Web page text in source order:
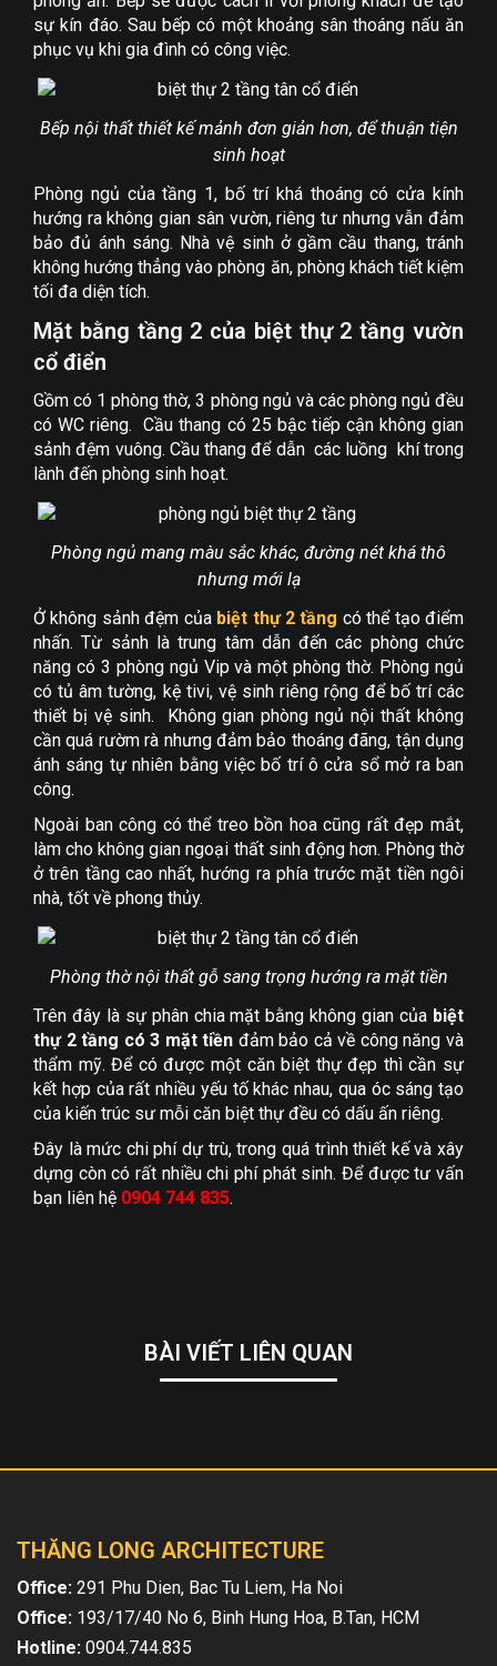
sự kín đáo. Sau bếp có một khoảng sân thoáng nấu ăn
phục vụ khi gia đình có công việc.
Bếp nội thất thiết kế mảnh đơn giản hơn, để thuận tiện
sinh hoạt
Phòng ngủ của tầng 1, bố trí khá thoáng có cửa kính
hướng ra không gian sân vườn, riêng tư nhưng vẫn đảm
bảo đủ ánh sáng. Nhà vệ sinh ở gầm cầu thang, tránh
không hướng thẳng vào phòng ăn, phòng khách tiết kiệm
tối đa diện tích.
Mặt bằng tầng 2 của biệt thự 2 tầng vườn
cổ điển
Gồm có 1 phòng thờ, 3 phòng ngủ và các phòng ngủ đều
có WC riêng. Cầu thang có 25 bậc tiếp cận không gian
sảnh đệm vuông. Cầu thang để dẫn các luồng khí trong
lành đến phòng sinh hoạt.
Phòng ngủ mang màu sắc khác, đường nét khá thô
nhưng mới lạ
Ở không sảnh đệm của biệt thự 2 tầng có thể tạo điểm
nhấn. Từ sảnh là trung tâm dẫn đến các phòng chức
năng có 3 phòng ngủ Vip và một phòng thờ. Phòng ngủ
có tủ âm tường, kệ tivi, vệ sinh riêng rộng để bố trí các
thiết bị vệ sinh. Không gian phòng ngủ nội thất không
cần quá rườm rà nhưng đảm bảo thoáng đãng, tận dụng
ánh sáng tự nhiên bằng việc bố trí ô cửa sổ mở ra ban
công.
Ngoài ban công có thể treo bồn hoa cũng rất đẹp mắt,
làm cho không gian ngoại thất sinh động hơn. Phòng thờ
ở trên tầng cao nhất, hướng ra phía trước mặt tiền ngôi
nhà, tốt về phong thủy.
Phòng thờ nội thất gỗ sang trọng hướng ra mặt tiền
Trên đây là sự phân chia mặt bằng không gian của biệt
thự 2 tầng có 3 mặt tiền đảm bảo cả về công năng và
thẩm mỹ. Để có được một căn biệt thự đẹp thì cần sự
kết hợp của rất nhiều yếu tố khác nhau, qua óc sáng tạo
của kiến trúc sư mỗi căn biệt thự đều có dấu ấn riêng.
Đây là mức chi phí dự trù, trong quá trình thiết kế và xây
dựng còn có rất nhiều chi phí phát sinh. Để được tư vấn
bạn liên hệ 0904 744 835.
BÀI VIẾT LIÊN QUAN
THĂNG LONG ARCHITECTURE
Office: 291 Phu Dien, Bac Tu Liem, Ha Noi
Office: 193/17/40 No 6, Binh Hung Hoa, B.Tan, HCM
Hotline: 0904.744.835